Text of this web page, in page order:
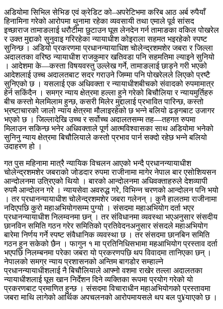
अडियोमा सिभिल सेभिङ एवं क्रेडिट को–अपरेटिभमा करिब आठ अर्ब रुपैयाँ
हिनामिना गरेको आरोपमा थुनामा रहेका व्यवसायी तथा एमाले पूर्व सांसद
इच्छाराज तामाङलाई धरौटीमा छुटाउन घूस लेनदेन गर्न तामाङका वकिल पोखरेल
र उक्त मुद्दाको सुनुवाइ गरिरहेका न्यायाधीश कोइराला सहमत भइरहेको स्पष्ट
सुनिन्छ । अडियो प्रकरणमा प्रधानन्यायाधिश चोलेन्द्रशमशेर जबरा र जिल्ला
अदालतका वरिष्ठ न्यायाधीश राजकुमार खतिवडा पनि सहमतिमा ल्याइने सुनियो
। आदेशमा के—कस्ता विषयवस्तु उल्लेख गर्ने, तामाङलाई छाड्ने गरी भएको
आदेशलाई उच्च अदालतबाट सदर गराउने जिम्मा पनि पोखरेलले लिएको प्रष्टै
सुनिएको छ । यसलाई एक अधिवक्ता र न्यायाधीशबीचको संवादको रुपमामात्र
हेर्न सकिंदैन । समग्र न्याय क्षेत्रमा हल्ला हुने गरेको बिचौलिया र न्यायमुर्तिहरु
बीच कस्तो मेलमिलाम हुन्छ, कसरी मिलेर मुद्दालाई प्रभावित पारिन्छ, कस्तो
भ्रष्टाचारको जालो न्याय क्षेत्रमा मौलाइरहेको छ भन्ने बलियो ढङ्गबाट उजागर
भएको छ । जिल्लादेखि उच्च र सर्वोच्च अदालतसम्म तह—तहगत रुपमा
मिलाउन सकिन्छ भनेर अधिवक्ताले पूर्ण आत्मविश्वासका साथ अडियोमा भनेको
सुनिनु न्याय क्षेत्रमा बिचौलियाले कस्तो प्रभाव पार्न सक्दो रहेछ भन्ने बलियो
उदाहरण हो ।
गत पुस महिनामा मात्रै न्यायिक विचलन आएको भन्दै प्रधानन्यायाधीश
चोलेन्द्रशमशेर जबराको जोडदार रुपमा राजीनामा मागेर नेपाल बार एसोशियसन
आन्दोलनमा उत्रिएको थियो । बारको आन्दोलनमा अधिवक्ताहरुले देशव्यापी
रुपमै आन्दोलन गरे । न्यायसेवा अवरुद्ध गरे, विभिन्न चरणको आन्दोलन पनि भयो
। तर प्रधानन्यायाधीश चोलेन्द्रशमशेर जबरा गलेनन् । कुनै हालतमा राजीनामा
नदिएपछि कुरो महाअभियोगसम्म पुग्यो । संसदमा महाअभियोग दर्ता भएर
प्रधानन्यायाधीश निलम्वनमा छन् । तर संविधानमा व्यवस्था भएअनुसार संसदीय
छानविन समिति गठन गरेर समितिको प्रतिवेदनअनुसार संसदले महाअभियोग
बारेमा निर्णय गर्ने स्पष्ट संवैधानिक व्यवस्था छ । तर संसदमा छानबिन समिति
गठन हुन सकेको छैन । फागुन १ मा प्रतिनिधिसभामा महआभियोग प्रस्ताव दर्ता
भएपछि निलम्बनमा परेका जबरा यो प्रकरणपछि थप विवादमा तानिएका छन् ।
नेपालको समग्र न्याय प्रशासनको अन्तिम बागडोर सम्हाल्ने
प्रधानन्यायाधीशलाई नै बिचौलियाले आफ्नो वशमा राखेर तल्ला अदालतका
न्यायाधीशलाई घूस खान निर्देशन दिने व्यक्तिका रूपमा प्रयोग गरेको यो
प्रकरणबाट प्रमाणित हुन्छ । संसदमा विचाराधीन महाअभियोगको प्रस्तावमा
जबरा माथि लागेको आर्थिक अपचलनको आरोपमायसले थप बल पु¥याएको छ ।